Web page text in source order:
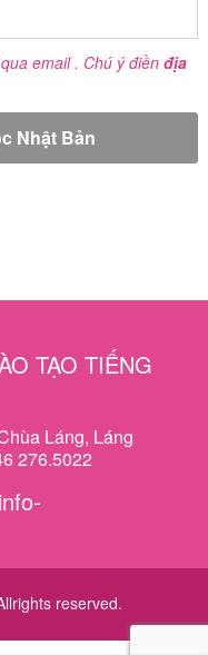
email . Chú ý điền địa
TẠO TIẾNG
Láng, Láng
276.5022
reserved.